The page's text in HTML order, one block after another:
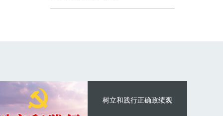
树立和践行正确政绩观